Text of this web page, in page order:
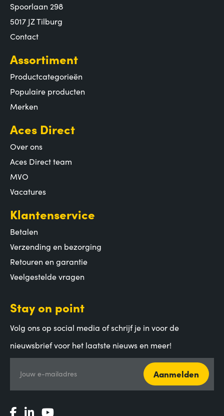
Spoorlaan 298
5017 JZ Tilburg
Contact
Assortiment
Productcategorieën
Populaire producten
Merken
Aces Direct
Over ons
Aces Direct team
MVO
Vacatures
Klantenservice
Betalen
Verzending en bezorging
Retouren en garantie
Veelgestelde vragen
Stay on point
Volg ons op social media of schrijf je in voor de
nieuwsbrief voor het laatste nieuws en meer!
Jouw e-mailadres Aanmelden